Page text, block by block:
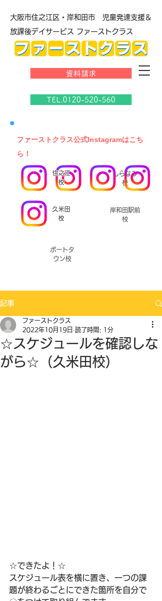
大阪市住之江区・岸和田市 児童発達支援＆
放課後デイサービス ファーストクラス
資料請求
TEL.0120-520-560
​ファーストクラス公式Instagramはこち
ら！
しらなみ
校
久米田
校
岸和田駅前
校
ポートタ
ウン校
住之江
校
記事
☆スケジュールを確認しな
がら☆（久米田校）
ファーストクラス
2022年10月19日 読了時間: 1分
☆できたよ！☆
スケジュール表を横に置き、一つの課
題が終わるごとにできた箇所を自分で